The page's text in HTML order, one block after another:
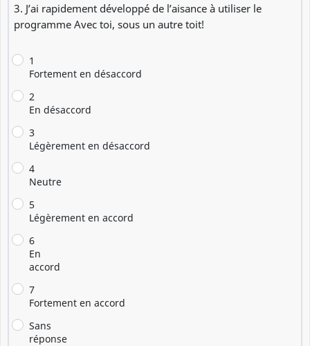
3. J’ai rapidement développé de l’aisance à utiliser le
programme Avec toi, sous un autre toit!
1
Fortement en désaccord
2
En désaccord
3
Légèrement en désaccord
4
Neutre
5
Légèrement en accord
6
En
accord
7
Fortement en accord
Sans
réponse